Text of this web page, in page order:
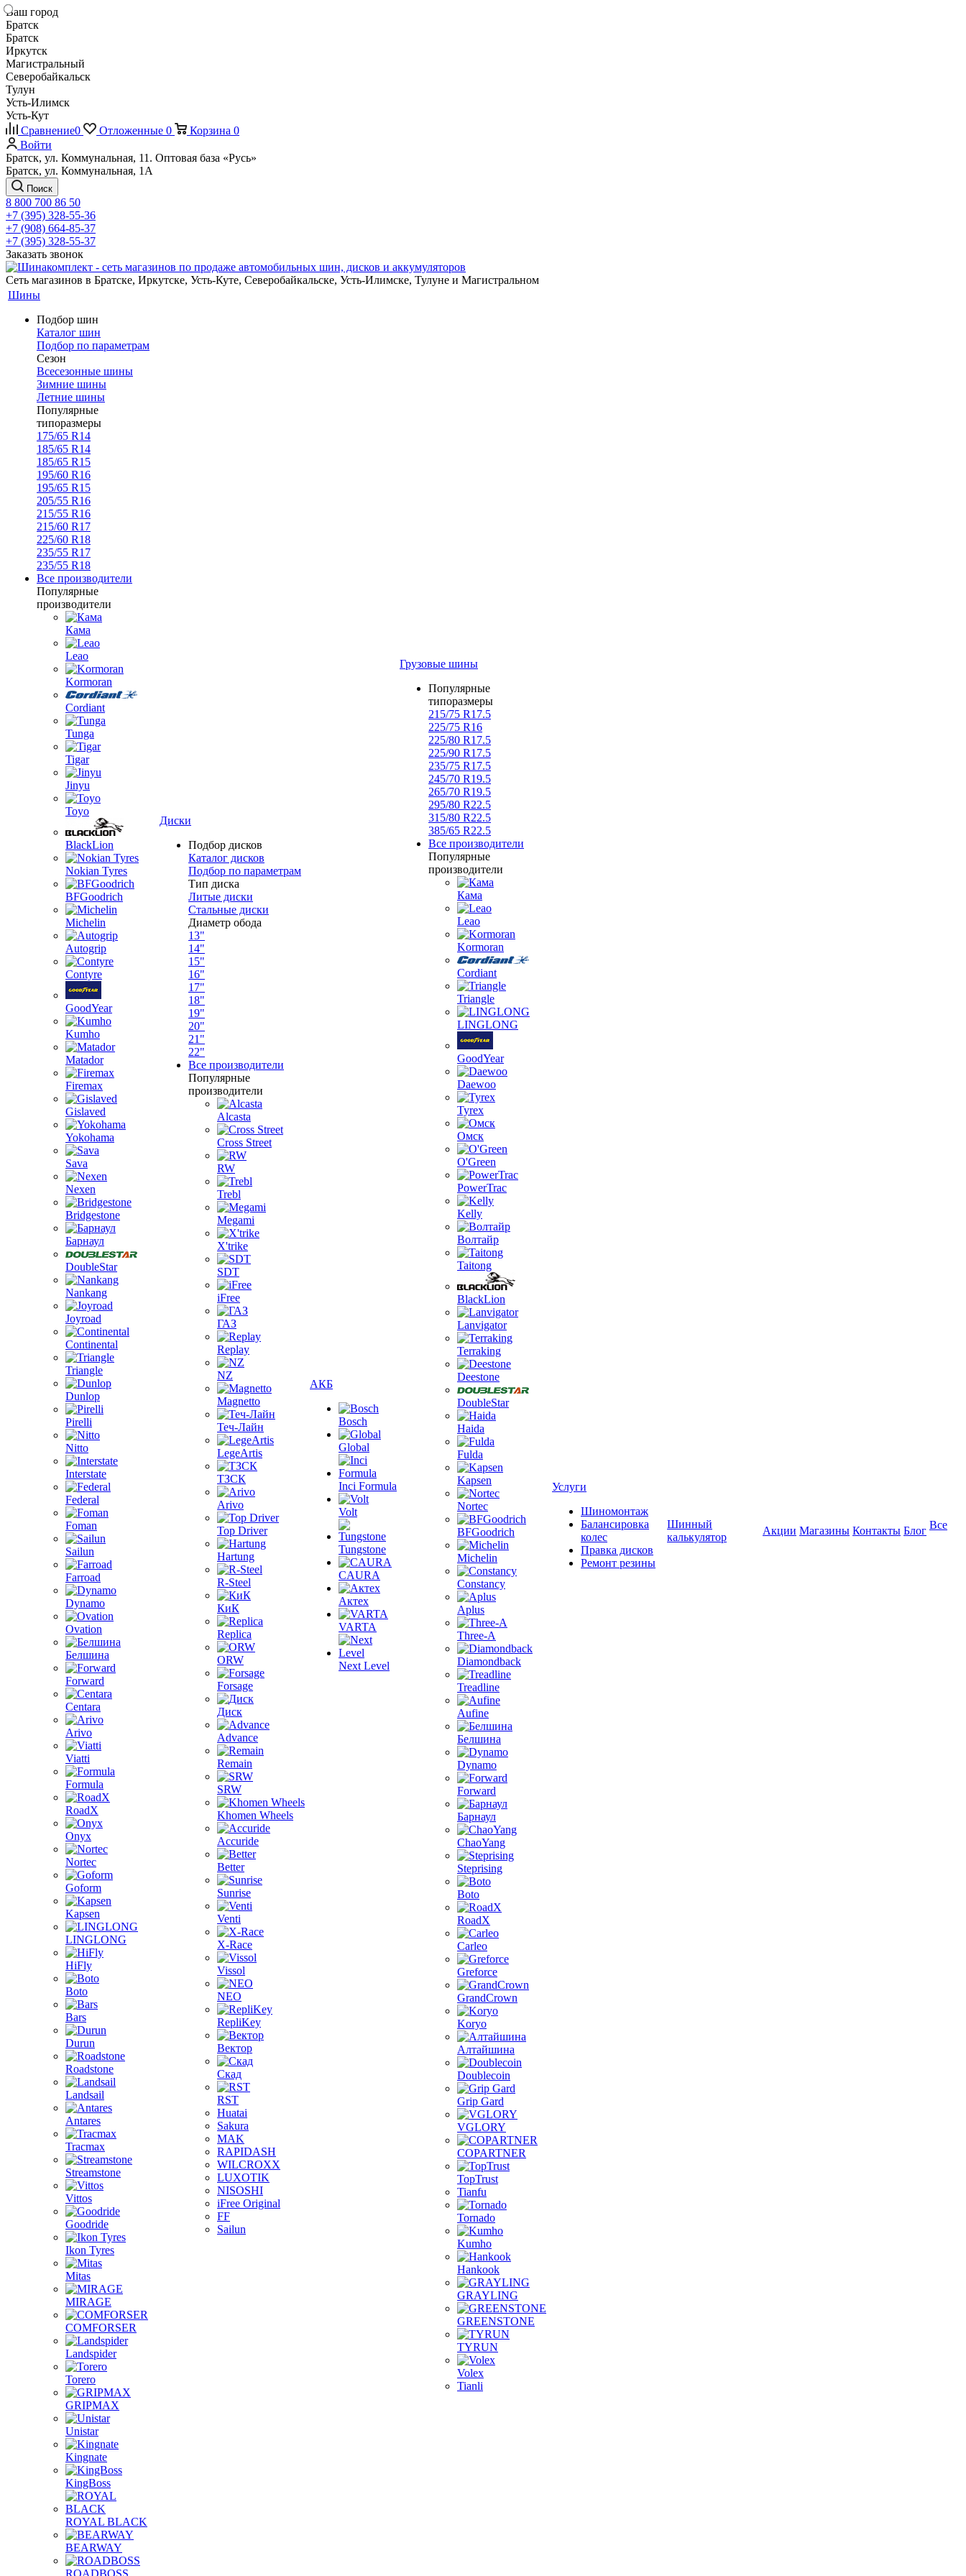
Ваш город
Братск
Братск
Иркутск
Магистральный
Северобайкальск
Тулун
Усть-Илимск
Усть-Кут
Сравнение0 Отложенные 0 Корзина 0
Войти
Братск, ул. Коммунальная, 11. Оптовая база «Русь»
Братск, ул. Коммунальная, 1А
Поиск
8 800 700 86 50
+7 (395) 328-55-36
+7 (908) 664-85-37
+7 (395) 328-55-37
Заказать звонок
Сеть магазинов в Братске, Иркутске, Усть-Куте, Северобайкальске, Усть-Илимске, Тулуне и Магистральном
Шины
Подбор шин
Каталог шин
Подбор по параметрам
Сезон
Всесезонные шины
Зимние шины
Летние шины
Популярные
типоразмеры
175/65 R14
185/65 R14
185/65 R15
195/60 R16
195/65 R15
205/55 R16
215/55 R16
215/60 R17
225/60 R18
235/55 R17
235/55 R18
Все производители
Популярные
производители
Кама
Leao
Kormoran
Cordiant
Tunga
Tigar
Jinyu
Toyo
BlackLion
Nokian Tyres
BFGoodrich
Michelin
Autogrip
Contyre
GoodYear
Kumho
Matador
Firemax
Gislaved
Yokohama
Sava
Nexen
Bridgestone
Барнаул
DoubleStar
Nankang
Joyroad
Continental
Triangle
Dunlop
Pirelli
Nitto
Interstate
Federal
Foman
Sailun
Farroad
Dynamo
Ovation
Белшина
Forward
Centara
Arivo
Viatti
Formula
RoadX
Onyx
Nortec
Goform
Kapsen
LINGLONG
HiFly
Boto
Bars
Durun
Roadstone
Landsail
Antares
Tracmax
Streamstone
Vittos
Goodride
Ikon Tyres
Mitas
MIRAGE
COMFORSER
Landspider
Torero
GRIPMAX
Unistar
Kingnate
KingBoss
ROYAL BLACK
BEARWAY
ROADBOSS
Диски
Подбор дисков
Каталог дисков
Подбор по параметрам
Тип диска
Литые диски
Стальные диски
Диаметр обода
13"
14"
15"
16"
17"
18"
19"
20"
21"
22"
Все производители
Популярные
производители
Alcasta
Cross Street
RW
Trebl
Megami
X'trike
SDT
iFree
ГАЗ
Replay
NZ
Magnetto
Теч-Лайн
LegeArtis
ТЗСК
Arivo
Top Driver
Hartung
R-Steel
КиК
Replica
ORW
Forsage
Диск
Advance
Remain
SRW
Khomen Wheels
Accuride
Better
Sunrise
Venti
X-Race
Vissol
NEO
RepliKey
Вектор
Скад
RST
Huatai
Sakura
MAK
RAPIDASH
WILCROXX
LUXOTIK
NISOSHI
iFree Original
FF
Sailun
АКБ
Bosch
Global
Inci Formula
Volt
Tungstone
CAURA
Актех
VARTA
Next Level
Грузовые шины
Популярные
типоразмеры
215/75 R17.5
225/75 R16
225/80 R17.5
225/90 R17.5
235/75 R17.5
245/70 R19.5
265/70 R19.5
295/80 R22.5
315/80 R22.5
385/65 R22.5
Все производители
Популярные
производители
Кама
Leao
Kormoran
Cordiant
Triangle
LINGLONG
GoodYear
Daewoo
Tyrex
Омск
O'Green
PowerTrac
Kelly
Волтайр
Taitong
BlackLion
Lanvigator
Terraking
Deestone
DoubleStar
Haida
Fulda
Kapsen
Nortec
BFGoodrich
Michelin
Constancy
Aplus
Three-A
Diamondback
Treadline
Aufine
Белшина
Dynamo
Forward
Барнаул
ChaoYang
Steprising
Boto
RoadX
Carleo
Greforce
GrandCrown
Koryo
Алтайшина
Doublecoin
Grip Gard
VGLORY
COPARTNER
TopTrust
Tianfu
Tornado
Kumho
Hankook
GRAYLING
GREENSTONE
TYRUN
Volex
Tianli
Услуги
Шиномонтаж
Балансировка
колес
Правка дисков
Ремонт резины
Шинный
калькулятор
Акции Магазины Контакты Блог Все